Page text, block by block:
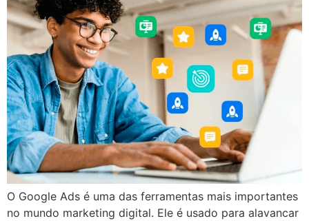
O Google Ads é uma das ferramentas mais importantes
no mundo marketing digital. Ele é usado para alavancar